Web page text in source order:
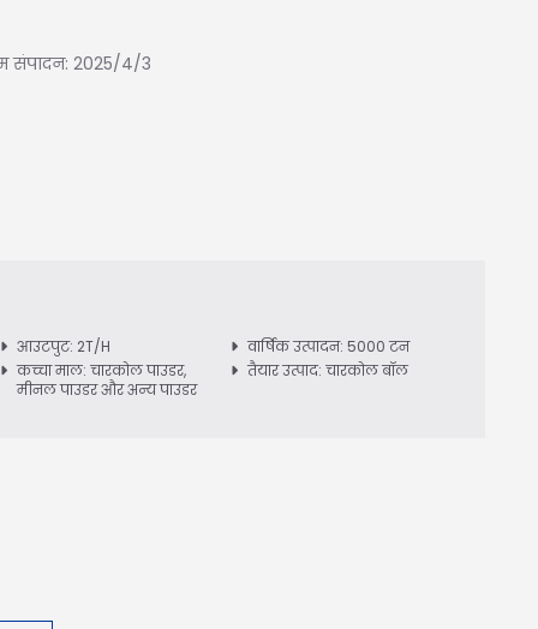
संपादन: 2025/4/3
आउटपुट: 2T/H
वार्षिक उत्पादन: 5000 टन
कच्चा माल: चारकोल पाउडर,
मीनल पाउडर और अन्य पाउडर
तैयार उत्पाद: चारकोल बॉल